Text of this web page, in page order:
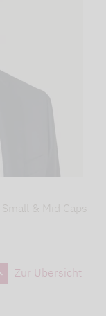
& Mid Caps
Zur Übersicht